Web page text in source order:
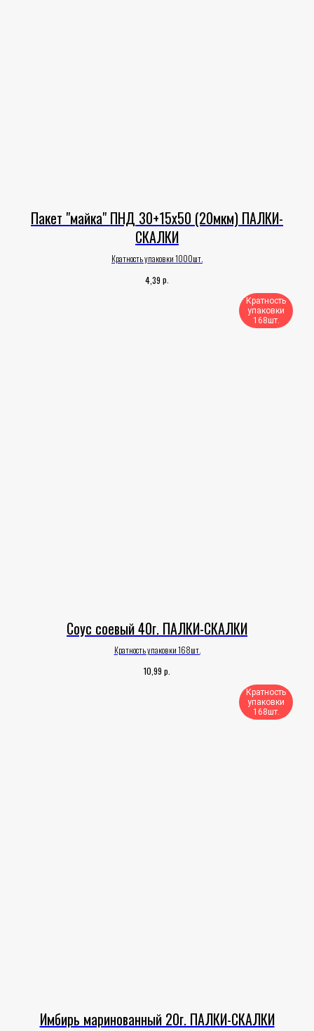
Пакет "майка" ПНД 30+15х50 (20мкм) ПАЛКИ-
СКАЛКИ
Кратность упаковки 1000шт.
4,39 р.
Кратность
упаковки
168шт.​
Соус соевый 40г. ПАЛКИ-СКАЛКИ
Кратность упаковки 168шт.
10,99 р.
Кратность
упаковки
168шт.​
Имбирь маринованный 20г. ПАЛКИ-СКАЛКИ